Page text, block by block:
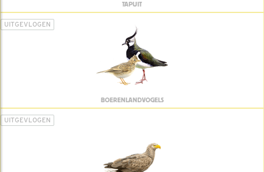
TAPUIT
UITGEVLOGEN
BOERENLANDVOGELS
UITGEVLOGEN